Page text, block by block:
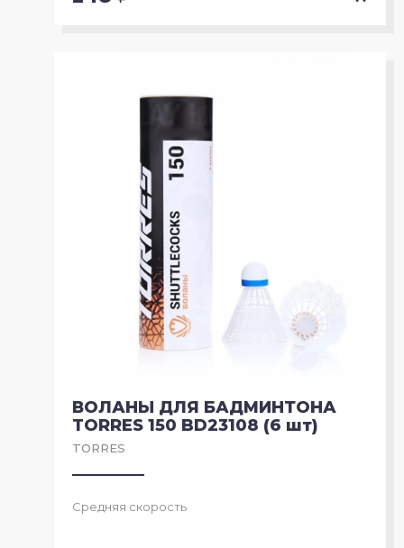
ВОЛАНЫ ДЛЯ БАДМИНТОНА
TORRES 150 BD23108 (6 шт)
TORRES
Средняя скорость